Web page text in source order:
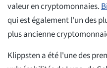
valeur en cryptomonnaies.
qui est également l'un des
plus ancienne
Klippsten a été l'une des